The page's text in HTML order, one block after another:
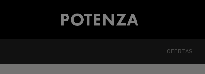
OFERTAS